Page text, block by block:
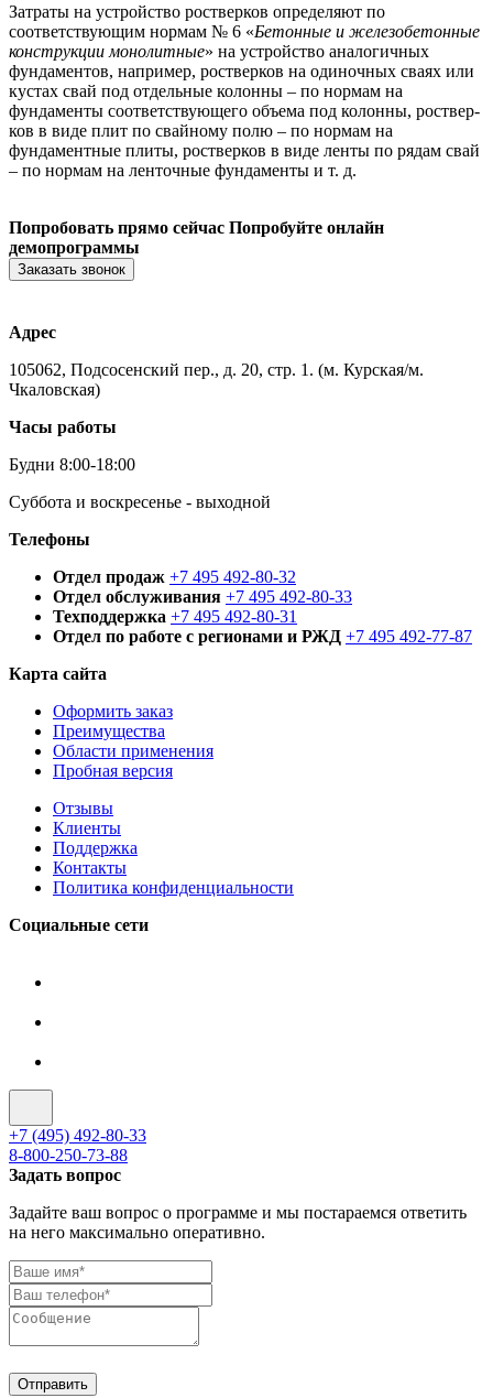
Затраты на устройство ростверков определяют по
соответствующим нормам № 6 «Бетонные и железобетонные
конструкции монолитные» на устройство аналогичных
фундаментов, например, ростверков на одиночных сваях или
кустах свай под отдельные колонны – по нор­мам на
фундаменты соответствующего объема под колонны, роствер­
ков в виде плит по свайному полю – по нормам на
фундаментные плиты, ростверков в виде ленты по рядам свай
– по нормам на лен­точные фундаменты и т. д.
Попробовать прямо сейчас Попробуйте онлайн
демопрограммы
Заказать звонок
Адрес
105062, Подсосенский пер., д. 20, стр. 1. (м. Курская/м.
Чкаловская)
Часы работы
Будни 8:00-18:00
Суббота и воскресенье - выходной
Телефоны
Отдел продаж +7 495 492-80-32
Отдел обслуживания +7 495 492-80-33
Техподдержка +7 495 492-80-31
Отдел по работе с регионами и РЖД +7 495 492-77-87
Карта сайта
Оформить заказ
Преимущества
Области применения
Пробная версия
Отзывы
Клиенты
Поддержка
Контакты
Политика конфиденциальности
Социальные сети
+7 (495) 492-80-33
8-800-250-73-88
Задать вопрос
Задайте ваш вопрос о программе и мы постараемся ответить
на него максимально оперативно.
Отправить